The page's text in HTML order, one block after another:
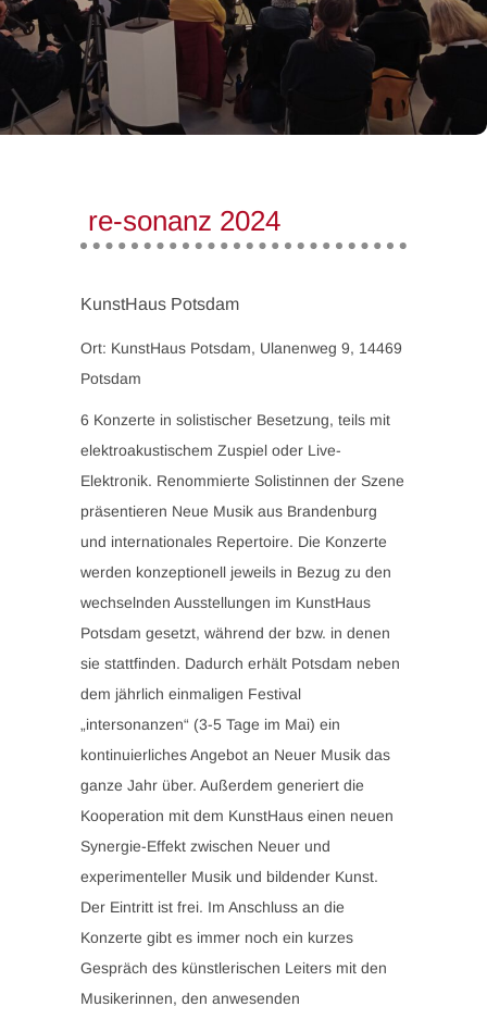
re-sonanz 2024
KunstHaus Potsdam
Ort: KunstHaus Potsdam, Ulanenweg 9, 14469
Potsdam
6 Konzerte in solistischer Besetzung, teils mit
elektroakustischem Zuspiel oder Live-
Elektronik. Renommierte Solistinnen der Szene
präsentieren Neue Musik aus Brandenburg
und internationales Repertoire. Die Konzerte
werden konzeptionell jeweils in Bezug zu den
wechselnden Ausstellungen im KunstHaus
Potsdam gesetzt, während der bzw. in denen
sie stattfinden. Dadurch erhält Potsdam neben
dem jährlich einmaligen Festival
„intersonanzen“ (3-5 Tage im Mai) ein
kontinuierliches Angebot an Neuer Musik das
ganze Jahr über. Außerdem generiert die
Kooperation mit dem KunstHaus einen neuen
Synergie-Effekt zwischen Neuer und
experimenteller Musik und bildender Kunst.
Der Eintritt ist frei. Im Anschluss an die
Konzerte gibt es immer noch ein kurzes
Gespräch des künstlerischen Leiters mit den
Musikerinnen, den anwesenden